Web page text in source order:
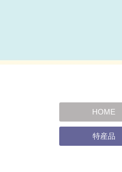
HOME
特産品